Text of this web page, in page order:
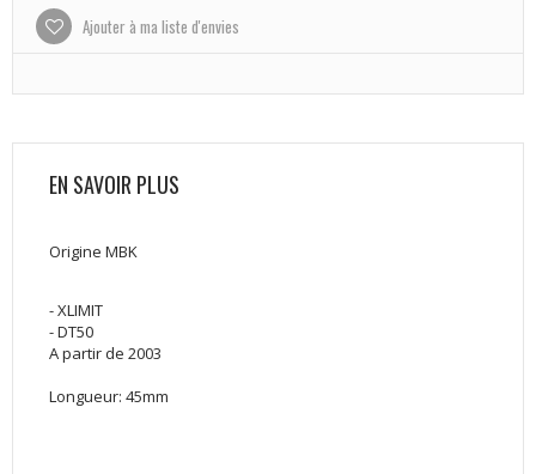
Ajouter à ma liste d'envies
EN SAVOIR PLUS
Origine MBK
- XLIMIT
- DT50
A partir de 2003
Longueur: 45mm